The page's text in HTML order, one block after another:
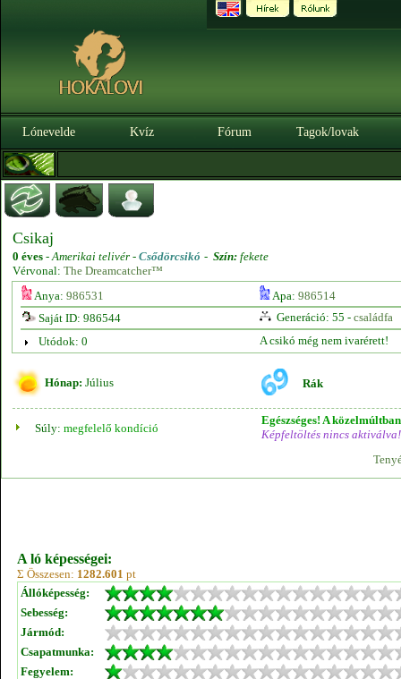
Lónevelde Kvíz Fórum Tagok/lovak
Csikaj
0 éves -Amerikai telivér - Csődörcsikó - Szín: fekete
Vérvonal: The Dreamcatcher™
Anya: 986531 Apa: 986514
Saját ID: 986544
Generáció: 55 - családfa
Utódok: 0
A csikó még nem ivarérett!
Hónap: Július Rák
Súly: megfelelő kondíció
Egészséges! A
Képfeltöltés nincs aktiválva!
A ló képességei:
Σ Összesen: 1282.601 pt
Állóképesség:
Sebesség:
Jármód:
Csapatmunka:
Fegyelem: